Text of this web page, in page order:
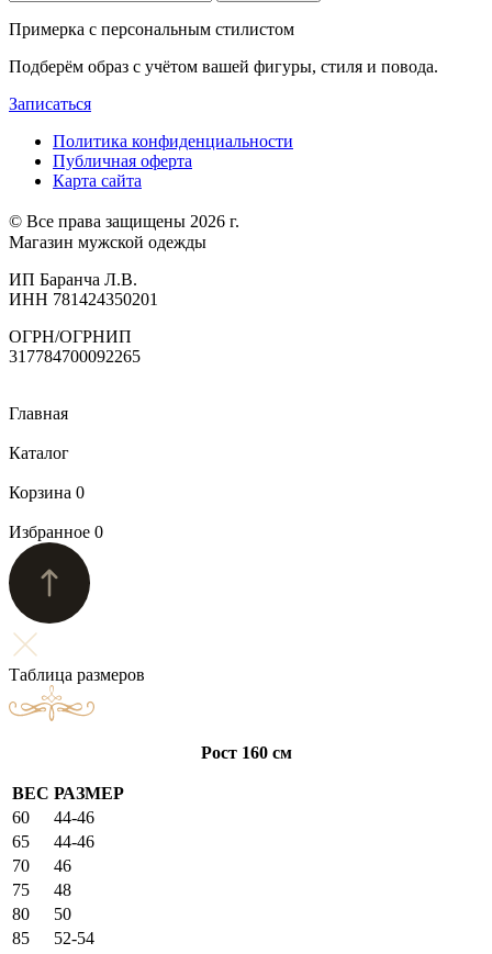
Примерка с персональным стилистом
Подберём образ с учётом вашей фигуры, стиля и повода.
Записаться
Политика конфиденциальности
Публичная оферта
Карта сайта
© Все права защищены 2026 г.
Магазин мужской одежды
ИП Баранча Л.В.
ИНН 781424350201
ОГРН/ОГРНИП
317784700092265
Главная
Каталог
Корзина 0
Избранное 0
Таблица размеров
Рост 160 см
ВЕС РАЗМЕР
60
44-46
65
44-46
70
46
75
48
80
50
85
52-54